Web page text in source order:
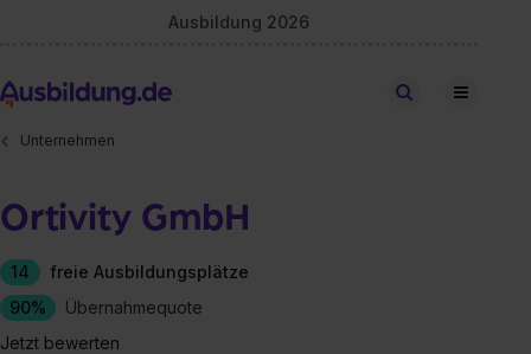
Ausbildung 2026
Stellen finden
Unternehmen
Ortivity GmbH
14
freie Ausbildungsplätze
90%
Übernahmequote
Jetzt bewerten